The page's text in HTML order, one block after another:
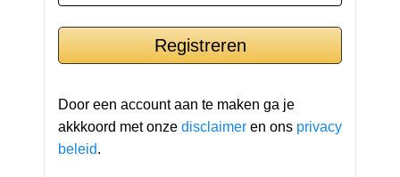
Door een account aan te maken ga je
akkkoord met onze disclaimer en ons privacy
beleid.